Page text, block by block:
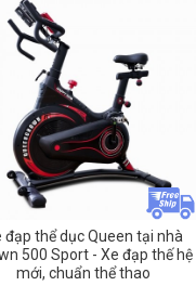
đạp thể dục Queen tại nhà
500 Sport - Xe đạp thế hệ
mới, chuẩn thể thao